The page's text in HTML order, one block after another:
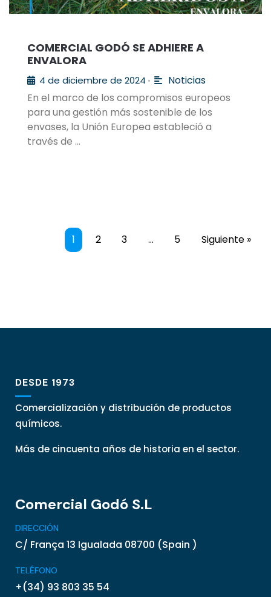
COMERCIAL GODÓ SE ADHIERE A
ENVALORA
4 de diciembre de 2024 •
Noticias
En el marco de los compromisos europeos
para una gestión más sostenible de los
envases, la Unión Europea estableció a
través de …
1 2 3 … 5 Siguiente »
DESDE 1973
Comercialización y distribución de productos
químicos.
Más de cincuenta años de historia en el sector.
Comercial Godó S.L
DIRECCIÓN
C/ França 13 Igualada 08700 (Spain )
TELÉFONO
+(34) 93 803 35 54